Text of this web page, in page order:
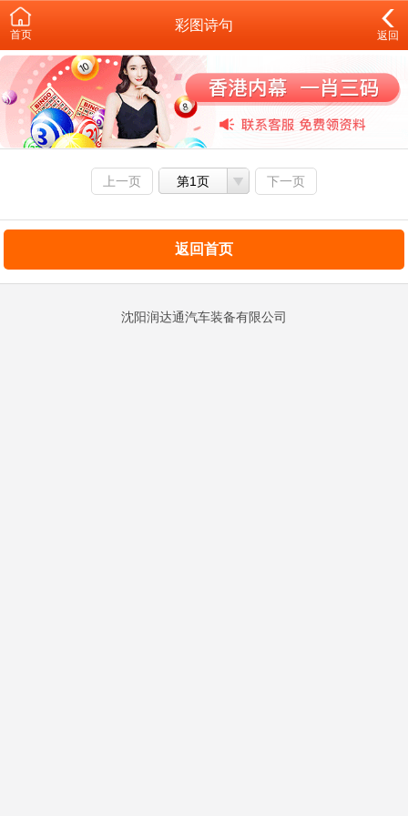
首页
彩图诗句
返回
上一页 第1页 下一页
返回首页
沈阳润达通汽车装备有限公司